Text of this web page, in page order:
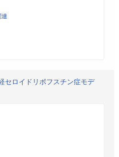
セロイドリポフスチン症モデ